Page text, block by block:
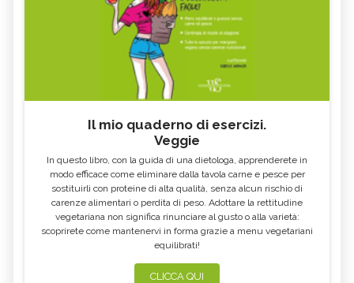
Il mio quaderno di esercizi.
Veggie
In questo libro, con la guida di una dietologa, apprenderete in
modo efficace come eliminare dalla tavola carne e pesce per
sostituirli con proteine di alta qualità, senza alcun rischio di
carenze alimentari o perdita di peso. Adottare la rettitudine
vegetariana non significa rinunciare al gusto o alla varietà:
scoprirete come mantenervi in forma grazie a menu vegetariani
equilibrati!
CLICCA QUI